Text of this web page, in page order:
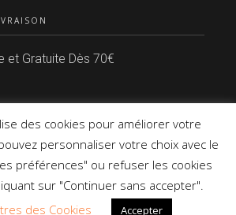
et Gratuite Dès 70€
Tous Droits Réservés.
des cookies pour améliorer votre
personnaliser votre choix avec le
préférences" ou refuser les cookies
sur "Continuer sans accepter".
des Cookies
Accepter